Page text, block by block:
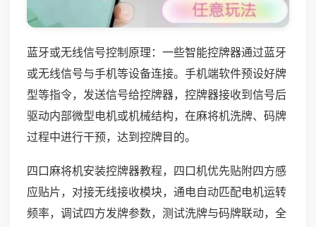
蓝牙或无线信号控制原理：一些智能控牌器通过蓝牙
或无线信号与手机等设备连接。手机端软件预设好牌
型等指令，发送信号给控牌器，控牌器接收到信号后
驱动内部微型电机或机械结构，在麻将机洗牌、码牌
过程中进行干预，达到控牌目的。
四口麻将机安装控牌器教程，四口机优先贴附四方感
应贴片，对接无线接收模块，通电自动匹配电机运转
频率，调试四方发牌参数，测试洗牌与码牌联动，全